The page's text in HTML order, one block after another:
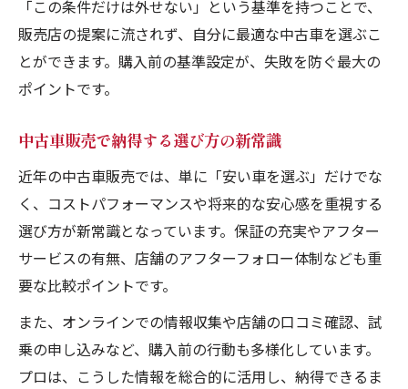
「この条件だけは外せない」という基準を持つことで、
販売店の提案に流されず、自分に最適な中古車を選ぶこ
とができます。購入前の基準設定が、失敗を防ぐ最大の
ポイントです。
中古車販売で納得する選び方の新常識
近年の中古車販売では、単に「安い車を選ぶ」だけでな
く、コストパフォーマンスや将来的な安心感を重視する
選び方が新常識となっています。保証の充実やアフター
サービスの有無、店舗のアフターフォロー体制なども重
要な比較ポイントです。
また、オンラインでの情報収集や店舗の口コミ確認、試
乗の申し込みなど、購入前の行動も多様化しています。
プロは、こうした情報を総合的に活用し、納得できるま